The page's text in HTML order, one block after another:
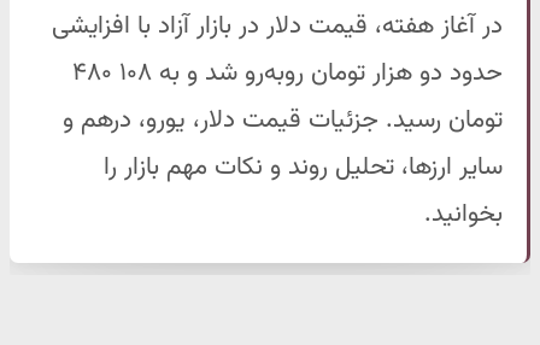
در آغاز هفته، قیمت دلار در بازار آزاد با افزایشی
حدود دو هزار تومان روبه‌رو شد و به ۱۰۸ ۴۸۰
تومان رسید. جزئیات قیمت دلار، یورو، درهم و
سایر ارزها، تحلیل روند و نکات مهم بازار را
بخوانید.